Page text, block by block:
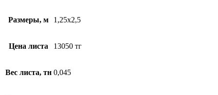
Размеры, м 1,25х2,5
Цена листа 13050 тг
Вес листа, тн 0,045